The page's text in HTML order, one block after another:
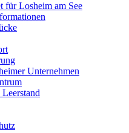
für Losheim am See
Unternehmen